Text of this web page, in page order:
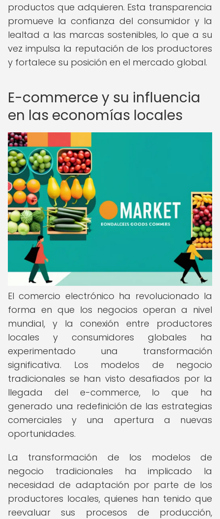
productos que adquieren. Esta transparencia
promueve la confianza del consumidor y la
lealtad a las marcas sostenibles, lo que a su
vez impulsa la reputación de los productores
y fortalece su posición en el mercado global.
E-commerce y su influencia
en las economías locales
El comercio electrónico ha revolucionado la
forma en que los negocios operan a nivel
mundial, y la conexión entre productores
locales y consumidores globales ha
experimentado una transformación
significativa. Los modelos de negocio
tradicionales se han visto desafiados por la
llegada del e-commerce, lo que ha
generado una redefinición de las estrategias
comerciales y una apertura a nuevas
oportunidades.
La transformación de los modelos de
negocio tradicionales ha implicado la
necesidad de adaptación por parte de los
productores locales, quienes han tenido que
reevaluar sus procesos de producción,